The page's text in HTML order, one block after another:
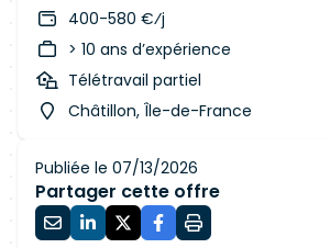
400-580 €⁄j
> 10 ans d’expérience
Télétravail partiel
Châtillon, Île-de-France
Publiée le 07/13/2026
Partager cette offre